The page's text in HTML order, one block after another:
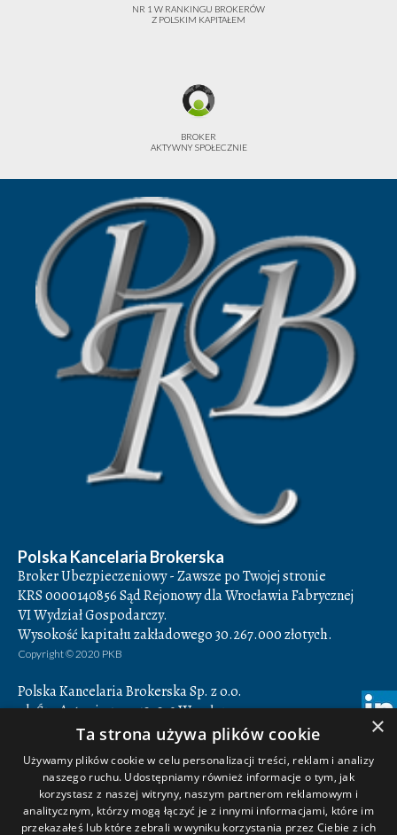
NR 1 W RANKINGU BROKERÓW
Z POLSKIM KAPITAŁEM
BROKER
AKTYWNY SPOŁECZNIE
Polska Kancelaria Brokerska
Broker Ubezpieczeniowy - Zawsze po Twojej stronie
KRS 0000140856 Sąd Rejonowy dla Wrocławia Fabrycznej
VI Wydział Gospodarczy.
Wysokość kapitału zakładowego 30.267.000 złotych.
Copyright © 2020 PKB
Polska Kancelaria Brokerska Sp. z o.o.
ul. Św. Antoniego 7,50-073Wrocław
Godziny otwarcia: 8.00-16.00
REGON 932849082
+48 71 350 14 42
+48 71 350 14 43
biuro@pkbroker.pl
×
Ta strona używa plików cookie
Używamy plików cookie w celu personalizacji treści, reklam i analizy
naszego ruchu. Udostępniamy również informacje o tym, jak
korzystasz z naszej witryny, naszym partnerom reklamowym i
analitycznym, którzy mogą łączyć je z innymi informacjami, które im
przekazałeś lub które zebrali w wyniku korzystania przez Ciebie z ich